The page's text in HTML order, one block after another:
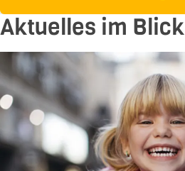
Aktuelles im Blick